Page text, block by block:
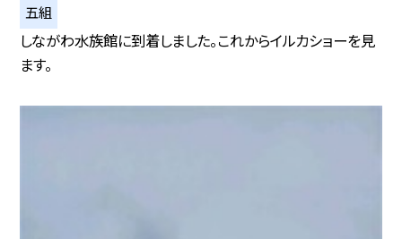
五組
しながわ水族館に到着しました。これからイルカショーを見
ます。